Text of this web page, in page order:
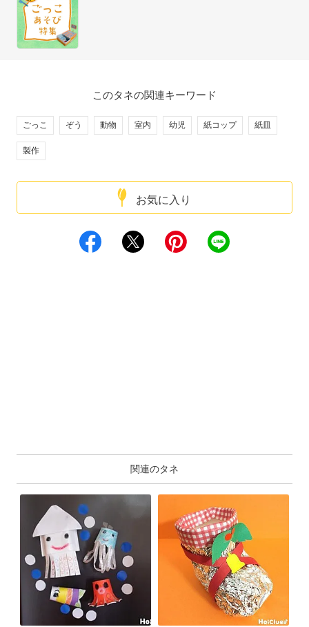
お気に入り
このタネの関連キーワード
ごっこ ぞう 動物 室内 幼児 紙コップ 紙皿
製作
関連のタネ